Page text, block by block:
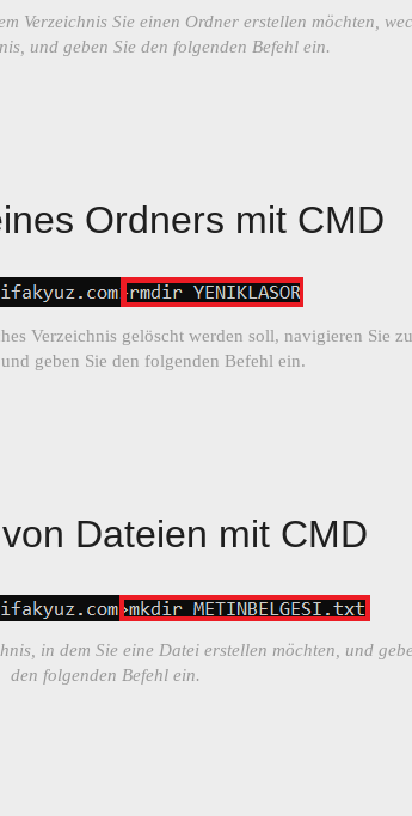
Verzeichnis Sie einen Ordner erstellen möchten,
und geben Sie den folgenden Befehl ein.
Ordners mit CMD
Verzeichnis gelöscht werden soll, navigieren Sie
geben Sie den folgenden Befehl ein.
Dateien mit CMD
in dem Sie eine Datei erstellen möchten, und
den folgenden Befehl ein.